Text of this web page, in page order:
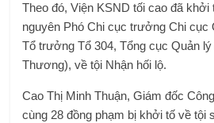
Theo đó, Viện KSND tối cao đã khởi
nguyên Phó Chi cục trưởng Chi cục
Tổ trưởng Tổ 304, Tổng cục Quản
Thương), về tội Nhận hối lộ.
Cao Thị Minh Thuận, Giám đốc
cùng 28 đồng phạm bị khởi tố về tội